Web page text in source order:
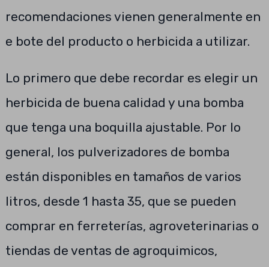
recomendaciones vienen generalmente en
e bote del producto o herbicida a utilizar.
Lo primero que debe recordar es elegir un
herbicida de buena calidad y una bomba
que tenga una boquilla ajustable. Por lo
general, los pulverizadores de bomba
están disponibles en tamaños de varios
litros, desde 1 hasta 35, que se pueden
comprar en ferreterías, agroveterinarias o
tiendas de ventas de agroquimicos,